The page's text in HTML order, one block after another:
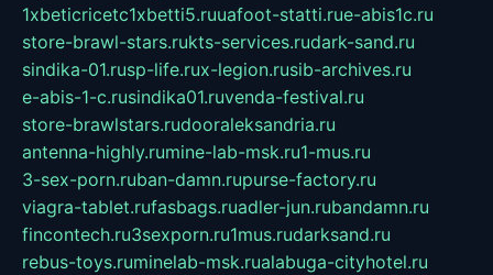
1xbeticricetc1xbetti5.ruuafoot-statti.rue-abis1c.ru
store-brawl-stars.rukts-services.rudark-sand.ru
sindika-01.rusp-life.rux-legion.rusib-archives.ru
e-abis-1-c.rusindika01.ruvenda-festival.ru
store-brawlstars.rudooraleksandria.ru
antenna-highly.rumine-lab-msk.ru1-mus.ru
3-sex-porn.ruban-damn.rupurse-factory.ru
viagra-tablet.rufasbags.ruadler-jun.rubandamn.ru
fincontech.ru3sexporn.ru1mus.rudarksand.ru
rebus-toys.ruminelab-msk.rualabuga-cityhotel.ru